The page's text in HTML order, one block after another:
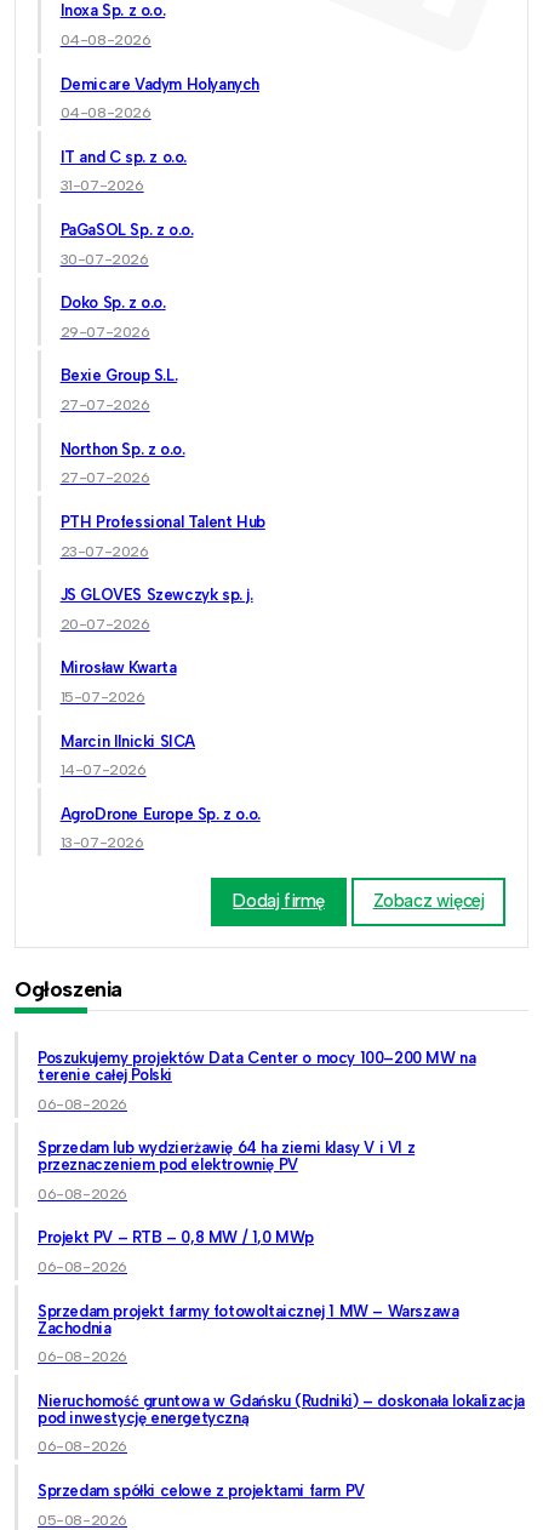
Inoxa Sp. z o.o.
04-08-2026
Demicare Vadym Holyanych
04-08-2026
IT and C sp. z o.o.
31-07-2026
PaGaSOL Sp. z o.o.
30-07-2026
Doko Sp. z o.o.
29-07-2026
Bexie Group S.L.
27-07-2026
Northon Sp. z o.o.
27-07-2026
PTH Professional Talent Hub
23-07-2026
JS GLOVES Szewczyk sp. j.
20-07-2026
Mirosław Kwarta
15-07-2026
Marcin Ilnicki SICA
14-07-2026
AgroDrone Europe Sp. z o.o.
13-07-2026
Dodaj firmę Zobacz więcej
Ogłoszenia
Poszukujemy projektów Data Center o mocy 100–200 MW na
terenie całej Polski
06-08-2026
Sprzedam lub wydzierżawię 64 ha ziemi klasy V i VI z
przeznaczeniem pod elektrownię PV
06-08-2026
Projekt PV – RTB – 0,8 MW / 1,0 MWp
06-08-2026
Sprzedam projekt farmy fotowoltaicznej 1 MW – Warszawa
Zachodnia
06-08-2026
Nieruchomość gruntowa w Gdańsku (Rudniki) – doskonała lokalizacja
pod inwestycję energetyczną
06-08-2026
Sprzedam spółki celowe z projektami farm PV
05-08-2026